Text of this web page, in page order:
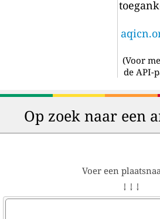
(Voor
de API-
Op zoek naar een
Voer een
↓ ↓ ↓